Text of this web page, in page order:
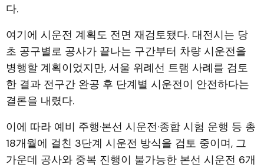
다.
여기에 시운전 계획도 전면 재검토됐다. 대전시는 당
초 공구별로 공사가 끝나는 구간부터 차량 시운전을
병행할 계획이었지만, 서울 위례선 트램 사례를 검토
한 결과 전구간 완공 후 단계별 시운전이 안전하다는
결론을 내렸다.
이에 따라 예비 주행·본선 시운전·종합 시험 운행 등 총
18개월에 걸친 3단계 시운전 방식을 검토 중이며, 그
가운데 공사와 중복 진행이 불가능한 본선 시운전 6개